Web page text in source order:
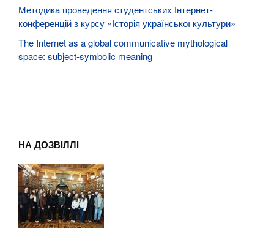
Методика проведення студентських Інтернет-
конференцій з курсу «Історія української культури»
The Internet as a global communicative mythological
space: subject-symbolic meaning
НА ДОЗВІЛЛІ